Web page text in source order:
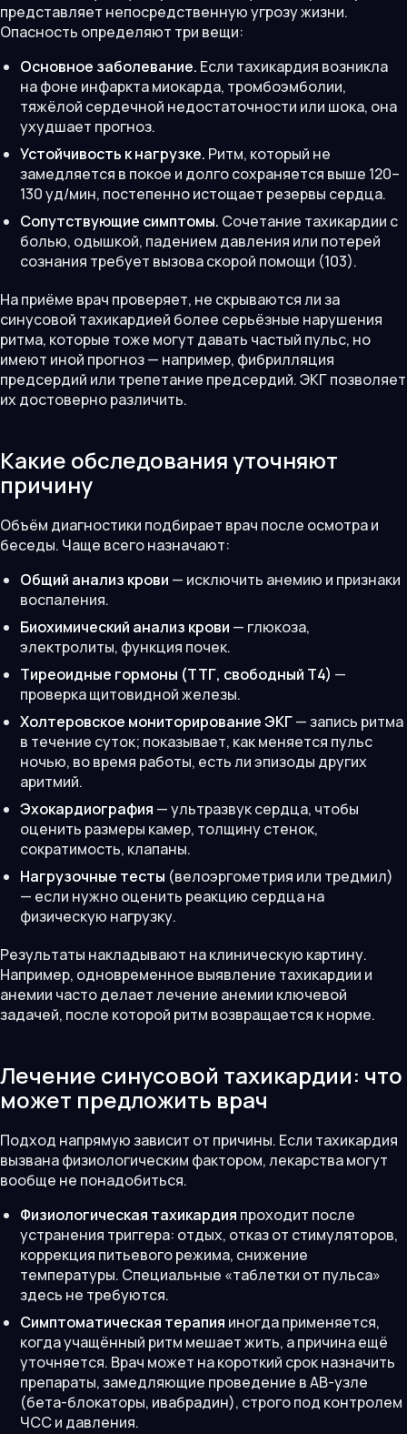
представляет непосредственную угрозу жизни.
Опасность определяют три вещи:
Основное заболевание. Если тахикардия возникла
на фоне инфаркта миокарда, тромбоэмболии,
тяжёлой сердечной недостаточности или шока, она
ухудшает прогноз.
Устойчивость к нагрузке. Ритм, который не
замедляется в покое и долго сохраняется выше 120–
130 уд/мин, постепенно истощает резервы сердца.
Сопутствующие симптомы. Сочетание тахикардии с
болью, одышкой, падением давления или потерей
сознания требует вызова скорой помощи (103).
На приёме врач проверяет, не скрываются ли за
синусовой тахикардией более серьёзные нарушения
ритма, которые тоже могут давать частый пульс, но
имеют иной прогноз — например, фибрилляция
предсердий или трепетание предсердий. ЭКГ позволяет
их достоверно различить.
Какие обследования уточняют
причину
Объём диагностики подбирает врач после осмотра и
беседы. Чаще всего назначают:
Общий анализ крови — исключить анемию и признаки
воспаления.
Биохимический анализ крови — глюкоза,
электролиты, функция почек.
Тиреоидные гормоны (ТТГ, свободный Т4) —
проверка щитовидной железы.
Холтеровское мониторирование ЭКГ— запись ритма
в течение суток; показывает, как меняется пульс
ночью, во время работы, есть ли эпизоды других
аритмий.
Эхокардиография — ультразвук сердца, чтобы
оценить размеры камер, толщину стенок,
сократимость, клапаны.
Нагрузочные тесты (велоэргометрия или тредмил)
— если нужно оценить реакцию сердца на
физическую нагрузку.
Результаты накладывают на клиническую картину.
Например, одновременное выявление тахикардии и
анемии часто делает лечение анемии ключевой
задачей, после которой ритм возвращается к норме.
Лечение синусовой тахикардии: что
может предложить врач
Подход напрямую зависит от причины. Если тахикардия
вызвана физиологическим фактором, лекарства могут
вообще не понадобиться.
Физиологическая тахикардия проходит после
устранения триггера: отдых, отказ от стимуляторов,
коррекция питьевого режима, снижение
температуры. Специальные «таблетки от пульса»
здесь не требуются.
Симптоматическая терапия иногда применяется,
когда учащённый ритм мешает жить, а причина ещё
уточняется. Врач может на короткий срок назначить
препараты, замедляющие проведение в АВ-узле
(бета-блокаторы, ивабрадин), строго под контролем
ЧСС и давления.